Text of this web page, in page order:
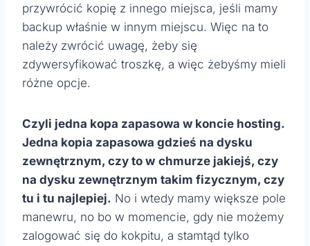
przywrócić kopię z innego miejsca, jeśli mamy
backup właśnie w innym miejscu. Więc na to
należy zwrócić uwagę, żeby się
zdywersyfikować troszkę, a więc żebyśmy mieli
różne opcje.
Czyli jedna kopa zapasowa w koncie hosting.
Jedna kopia zapasowa gdzieś na dysku
zewnętrznym, czy to w chmurze jakiejś, czy
na dysku zewnętrznym takim fizycznym, czy
tu i tu najlepiej. No i wtedy mamy większe pole
manewru, no bo w momencie, gdy nie możemy
zalogować się do kokpitu, a stamtąd tylko